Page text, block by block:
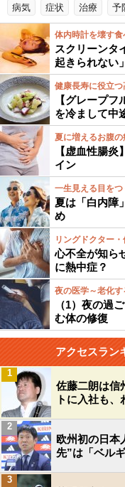
病気 症状 治療 予
体内時計を壊す
スクリーンタ
起きられない
健康長寿に役立つ
【グレープ
を冷まして中
夏に増えるお腹の
【虚血性腸
イン
一生見える目をつ
夏は「白内障
め
リングドクター
心不全が知ら
に熱中症？
夜の医学～老化
（1）夜の過
む体の修復
アクセスラン
佐藤二朗は信
トに入社も
1
欧州初の日本
先”は「ベル
2
3